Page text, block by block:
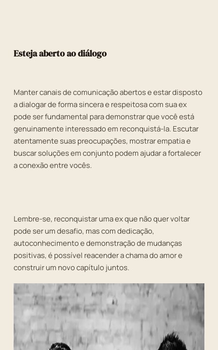
Esteja aberto ao diálogo
Manter canais de comunicação abertos e estar disposto
a dialogar de forma sincera e respeitosa com sua ex
pode ser fundamental para demonstrar que você está
genuinamente interessado em reconquistá-la. Escutar
atentamente suas preocupações, mostrar empatia e
buscar soluções em conjunto podem ajudar a fortalecer
a conexão entre vocês.
Lembre-se, reconquistar uma ex que não quer voltar
pode ser um desafio, mas com dedicação,
autoconhecimento e demonstração de mudanças
positivas, é possível reacender a chama do amor e
construir um novo capítulo juntos.